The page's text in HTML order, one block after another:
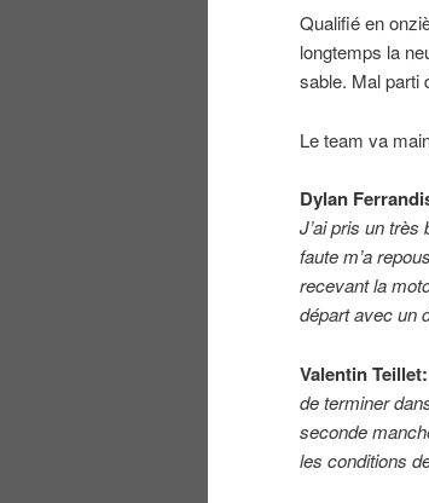
Qualifié en
longtemps la
sable. Mal parti
Le team va
Dylan
J’ai pris un très
faute m’a
recevant la
départ avec un
Valentin Teillet:
de terminer
seconde
les conditions